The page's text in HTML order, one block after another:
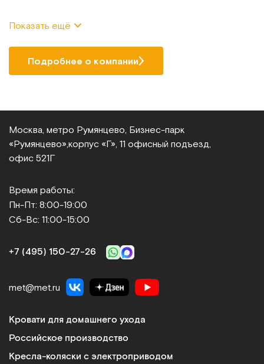
Если требуется купить медицинское оборудование по
выгодной цене и с гарантией качества, то обратите
внимание на ассортимент техники и приспособлений,
представленный в каталоге нашего интернет-магазина.
Ассортимент
Медицинские кровати и матрасы
Регулируемые секции, противопролежневые
механизмы управления делают мебель
Ортопедические матрасы обеспечивают
комфорт лежачим больным и минимизируют риск
каркас дает возможность размещать на кроватях
пациентов с большим весом, угол наклона ложа
регулируется, антибактериальное покрытие
Показать ещё
Подробнее о компании
Москва, метро Румянцево, Бизнес‑парк
«Румянцево», корпус «Г», 11 офисный подъезд,
офис 521Г
Время работы:
Пн-Пт: 8:00-19:00
Сб-Вс: 11:00-15:00
+7 (495) 150‑27‑26
met@met.ru
Кровати для домашнего ухода
Российское производство
Кресла-коляски с электроприводом